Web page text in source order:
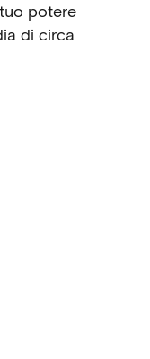
potere
di circa